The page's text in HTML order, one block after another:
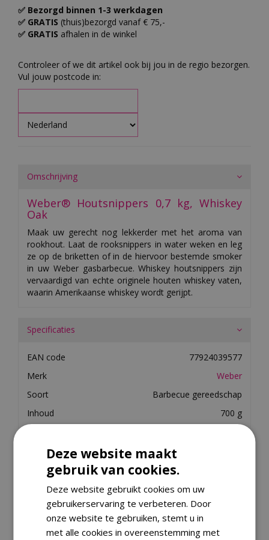
✅ Bezorgd binnen 1-3 werkdagen
✅ GRATIS (thuis)bezorgd vanaf € 75,-
✅ GRATIS afhalen in de winkel
Controleer of we dit artikel ook bij jou in de regio bezorgen.
Vul jouw postcode in:
Omschrijving
Weber® Houtsnippers 0,7 kg, Whiskey
Oak
Maak uw gerecht nog lekkerder met het aroma van
rookhout. Laat de rooksnippers in water weken en leg
ze op de briketten of in de hiervoor bestemde smoker
in uw Weber gasbarbecue. Whiskey houtsnippers zijn
vervaardigd van echte originele houten whiskey vaten,
waarin Amerikaanse whiskey wordt gerijpt.
Specificaties
EAN code
77924039577
Merk
Weber
Soort
Barbecue gereedschap
Inhoud
700 g
Aantal stuks
Dit product kopen
Deze website maakt
gebruik van cookies.
Deze website gebruikt cookies om uw
gebruikerservaring te verbeteren. Door
onze website te gebruiken, stemt u in
met alle cookies in overeenstemming met